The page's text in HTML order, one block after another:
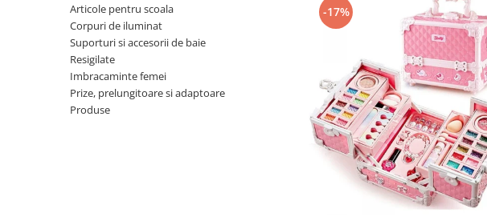
Articole pentru scoala
Corpuri de iluminat
Suporturi si accesorii de baie
Resigilate
Imbracaminte femei
Prize, prelungitoare si adaptoare
Produse
-17%